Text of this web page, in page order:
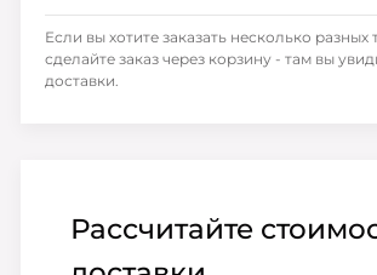
Рассчитайте
Если вы хотите заказать несколько разных
сделайте заказ через корзину - там вы
доставки.